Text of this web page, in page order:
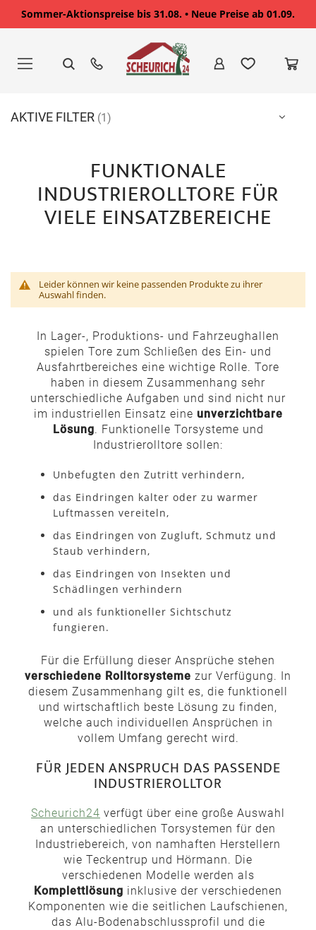
Sommer-Aktionspreise bis 31.08. • Neue Preise ab 01.09.
springen
FUNKTIONALE
INDUSTRIEROLLTORE FÜR
VIELE EINSATZBEREICHE
Leider können wir keine passenden Produkte zu ihrer
Auswahl finden.
AKTIVE FILTER
In Lager-, Produktions- und Fahrzeughallen
spielen Tore zum Schließen des Ein- und
Ausfahrtbereiches eine wichtige Rolle. Tore
haben in diesem Zusammenhang sehr
unterschiedliche Aufgaben und sind nicht nur
im industriellen Einsatz eine unverzichtbare
Lösung. Funktionelle Torsysteme und
Industrierolltore sollen:
Unbefugten den Zutritt verhindern,
das Eindringen kalter oder zu warmer
Luftmassen vereiteln,
das Eindringen von Zugluft, Schmutz und
Staub verhindern,
das Eindringen von Insekten und
Schädlingen verhindern
und als funktioneller Sichtschutz
fungieren.
Für die Erfüllung dieser Ansprüche stehen
verschiedene Rolltorsysteme zur Verfügung. In
diesem Zusammenhang gilt es, die funktionell
und wirtschaftlich beste Lösung zu finden,
welche auch individuellen Ansprüchen in
vollem Umfang gerecht wird.
FÜR JEDEN ANSPRUCH DAS PASSENDE
INDUSTRIEROLLTOR
Scheurich24 verfügt über eine große Auswahl
an unterschiedlichen Torsystemen für den
Industriebereich, von namhaften Herstellern
wie Teckentrup und Hörmann. Die
verschiedenen Modelle werden als
Komplettlösung inklusive der verschiedenen
Komponenten wie die seitlichen Laufschienen,
das Alu-Bodenabschlussprofil und die